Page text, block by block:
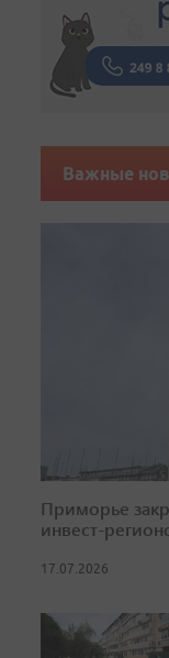
Важные
Приморье
инвест-
17.07.2026